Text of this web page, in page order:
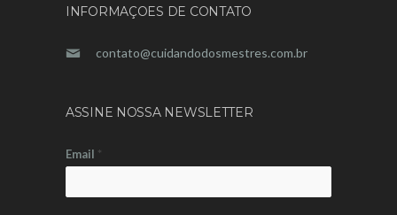
INFORMAÇOES DE CONTATO
contato@cuidandodosmestres.com.br
ASSINE NOSSA NEWSLETTER
Email *